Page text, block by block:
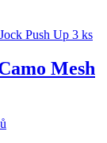
Mesh